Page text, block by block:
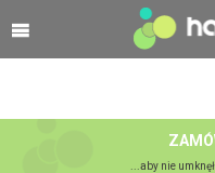
...aby nie